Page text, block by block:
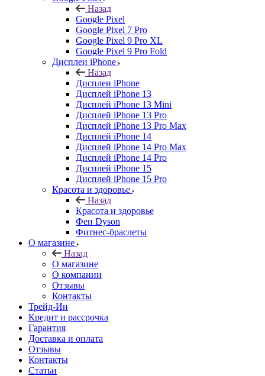
Назад
Google Pixel
Google Pixel 7 Pro
Google Pixel 9 Pro XL
Google Pixel 9 Pro Fold
Дисплеи iPhone
Назад
Дисплеи iPhone
Дисплей iPhone 13
Дисплей iPhone 13 Mini
Дисплей iPhone 13 Pro
Дисплей iPhone 13 Pro Max
Дисплей iPhone 14
Дисплей iPhone 14 Pro Max
Дисплей iPhone 14 Pro
Дисплей iPhone 15
Дисплей iPhone 15 Pro
Красота и здоровье
Назад
Красота и здоровье
Фен Dyson
Фитнес-браслеты
О магазине
Назад
О магазине
О компании
Отзывы
Контакты
Трейд-Ин
Кредит и рассрочка
Гарантия
Доставка и оплата
Отзывы
Контакты
Статьи